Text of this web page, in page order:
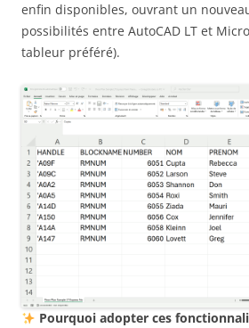
enfin disponibles, ouvrant un
possibilités entre AutoCAD LT et
tableur préféré).
Pourquoi adopter ces